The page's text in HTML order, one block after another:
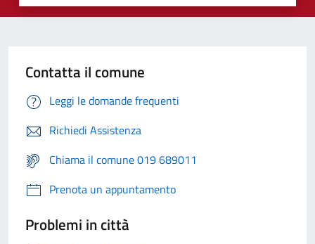
Contatta il comune
Leggi le domande frequenti
Richiedi Assistenza
Chiama il comune 019 689011
Prenota un appuntamento
Problemi in città